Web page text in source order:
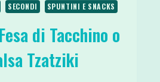
SECONDI SPUNTINI E SNACKS
di Tacchino o
Tzatziki